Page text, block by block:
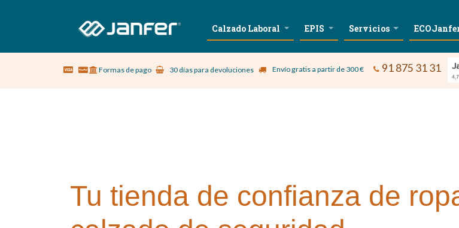
Sobre nosotros Vestuario Laboral Calzado Laboral EPIS Servicios
Formas de pago 30 días para devoluciones Envío gratis a partir de 300 € 91 875 31 31
Tu tienda de confianza de